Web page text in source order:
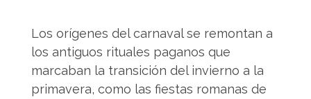
Los orígenes del carnaval se remontan a
los antiguos rituales paganos que
marcaban la transición del invierno a la
primavera, como las fiestas romanas de